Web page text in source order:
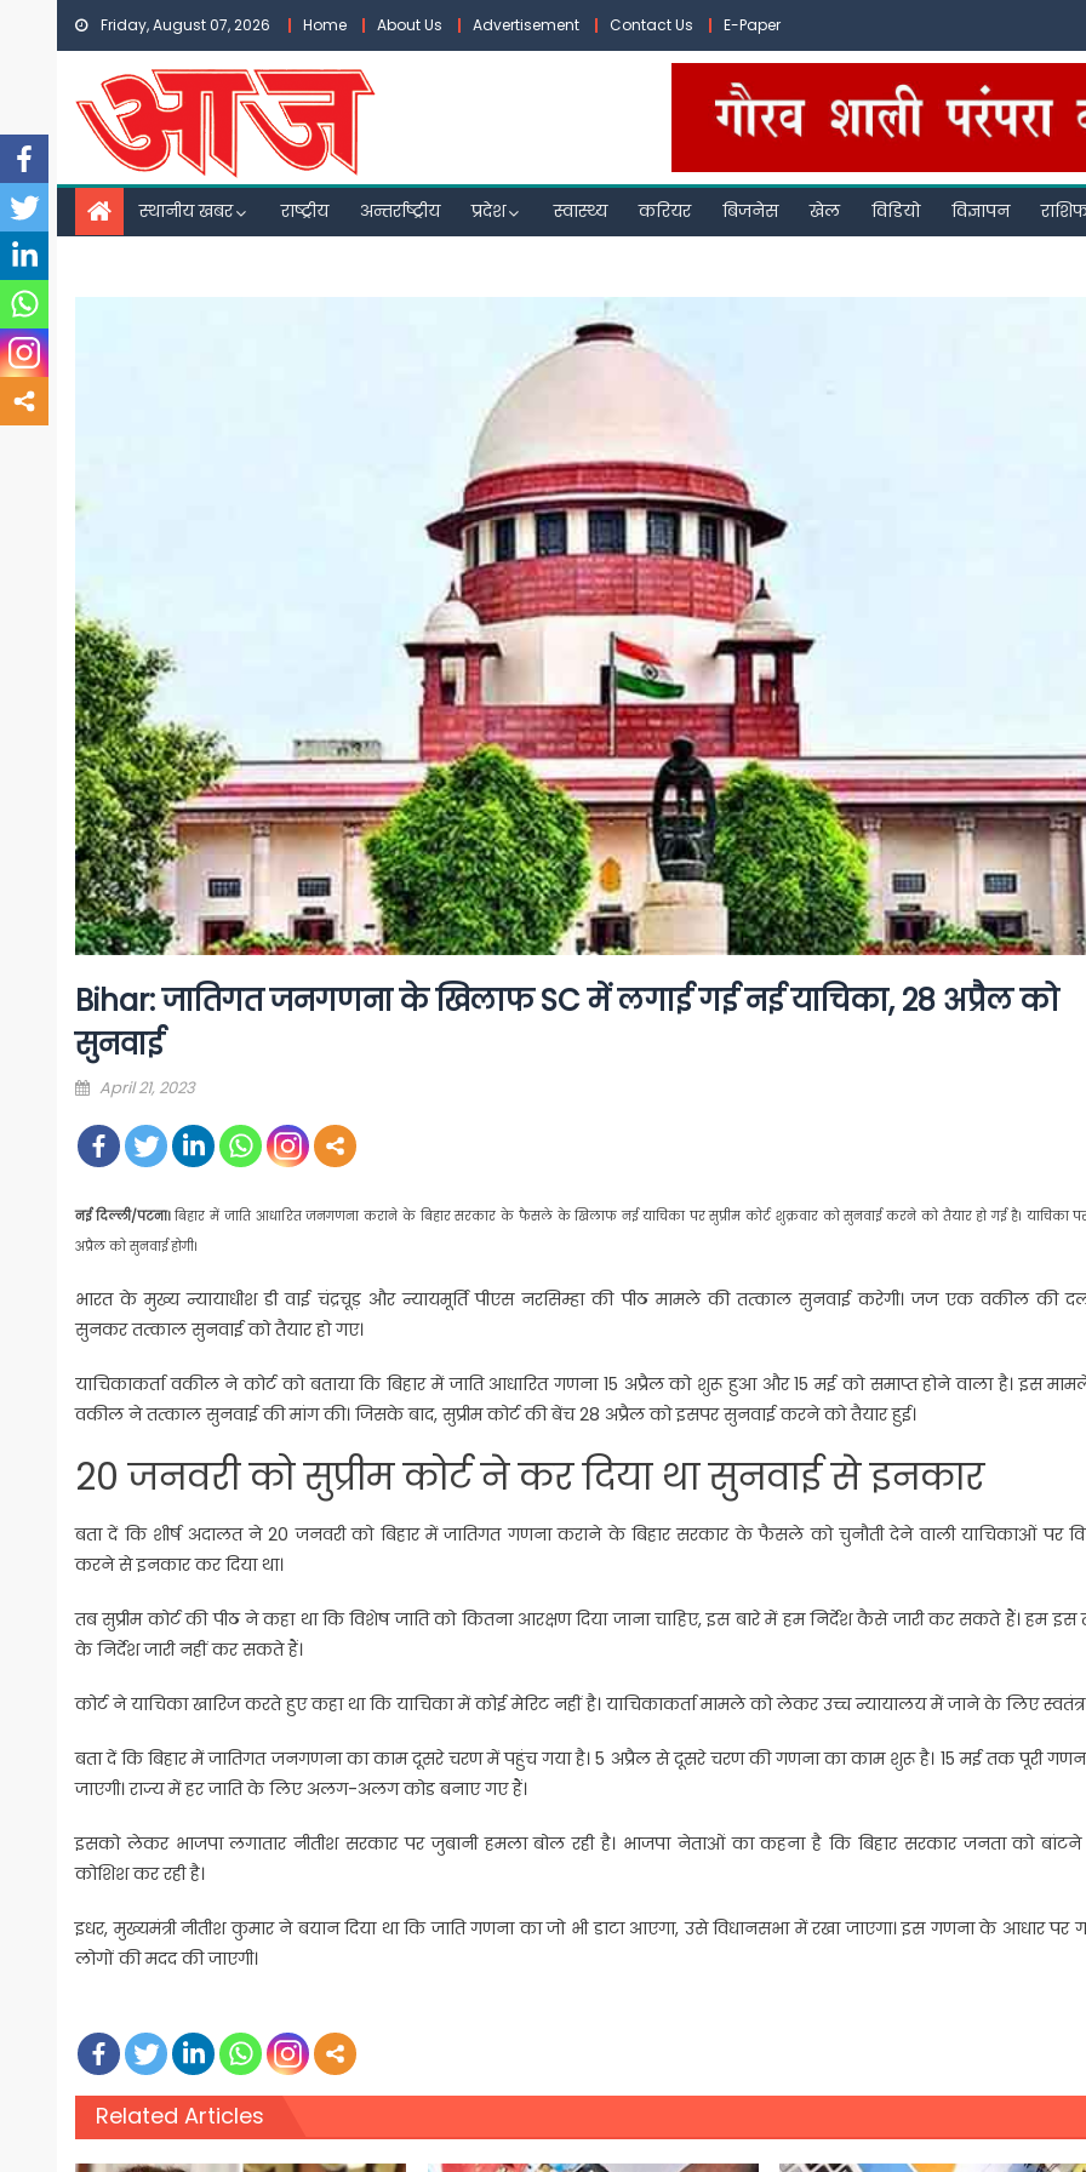
Skip
content
Friday, August 07, 2026 Home About Us Advertisement Contact Us E-Paper
स्थानीय खबर राष्ट्रीय अन्तर्राष्ट्रीय प्रदेश स्वास्थ्य करियर बिजनेस खेल विडियो विज्ञापन
Bihar: जातिगत जनगणना के खिलाफ SC में लगाई गई नई याचिका, 28 अप्रैल को
सुनवाई
Posted
April 21, 2023
नई दिल्ली/पटना।बिहार में जाति आधारित जनगणना कराने के बिहार सरकार के फैसले के खिलाफ नई याचिका पर सुप्रीम कोर्ट शुक्रवार को सुनवाई करने को तैयार हो गई है। याचिका
अप्रैल को सुनवाई होगी।
भारत के मुख्य न्यायाधीश डी वाई चंद्रचूड़ और न्यायमूर्ति पीएस नरसिम्हा की पीठ मामले की तत्काल सुनवाई करेगी। जज एक वकील की
सुनकर तत्काल सुनवाई को तैयार हो गए।
याचिकाकर्ता वकील ने कोर्ट को बताया कि बिहार में जाति आधारित गणना 15 अप्रैल को शुरू हुआ और 15 मई को समाप्त होने वाला है। इस
वकील ने तत्काल सुनवाई की मांग की। जिसके बाद, सुप्रीम कोर्ट की बेंच 28 अप्रैल को इसपर सुनवाई करने को तैयार हुई।
20 जनवरी को सुप्रीम कोर्ट ने कर दिया था सुनवाई से इनकार
बता दें कि शीर्ष अदालत ने 20 जनवरी को बिहार में जातिगत गणना कराने के बिहार सरकार के फैसले को चुनौती देने वाली याचिकाओं पर
करने से इनकार कर दिया था।
तब सुप्रीम कोर्ट की पीठ ने कहा था कि विशेष जाति को कितना आरक्षण दिया जाना चाहिए, इस बारे में हम निर्देश कैसे जारी कर सकते हैं। हम इस
के निर्देश जारी नहीं कर सकते हैं।
कोर्ट ने याचिका खारिज करते हुए कहा था कि याचिका में कोई मेरिट नहीं है। याचिकाकर्ता मामले को लेकर उच्च न्यायालय में जाने के लिए स्वतंत्र
बता दें कि बिहार में जातिगत जनगणना का काम दूसरे चरण में पहुंच गया है। 5 अप्रैल से दूसरे चरण की गणना का काम शुरू है। 15 मई तक पूरी
जाएगी। राज्य में हर जाति के लिए अलग-अलग कोड बनाए गए हैं।
इसको लेकर भाजपा लगातार नीतीश सरकार पर जुबानी हमला बोल रही है। भाजपा नेताओं का कहना है कि बिहार सरकार जनता को
कोशिश कर रही है।
इधर, मुख्यमंत्री नीतीश कुमार ने बयान दिया था कि जाति गणना का जो भी डाटा आएगा, उसे विधानसभा में रखा जाएगा। इस गणना के आधार पर
लोगों की मदद की जाएगी।
Related Articles